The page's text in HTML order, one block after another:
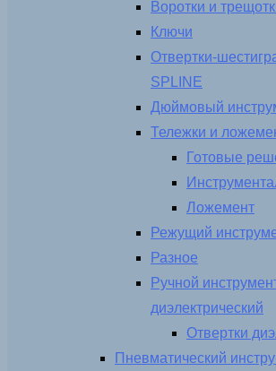
Воротки и
Ключи
Отвертки-
SPLINE
Дюймовый
Тележки и
Готовые
Ложемент
Режущий
Разное
Ручной
диэлектрический
Отвертки
Пневматический